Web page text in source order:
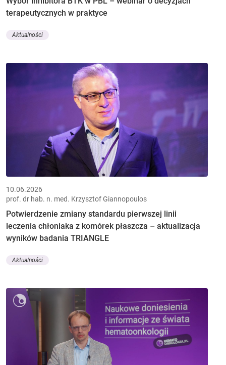
terapeutycznych w praktyce
Aktualności
10.06.2026
prof. dr hab. n. med. Krzysztof Giannopoulos
Potwierdzenie zmiany standardu pierwszej linii
leczenia chłoniaka z komórek płaszcza – aktualizacja
wyników badania TRIANGLE
Aktualności